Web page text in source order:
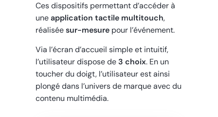
Ces dispositifs permettant d’accéder à
uneapplication tactile multitouch,
réaliséesur-mesure pour l’événement.
Via l’écran d’accueil simple et intuitif,
l’utilisateur dispose de 3 choix. En un
toucher du doigt, l’utilisateur est ainsi
plongé dans l’univers de marque avec du
contenu multimédia.